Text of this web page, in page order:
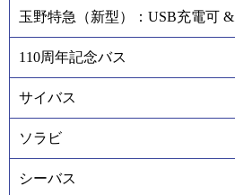
玉野特急（新型）：USB充電可
110周年記念バス
サイバス
ソラビ
シーバス